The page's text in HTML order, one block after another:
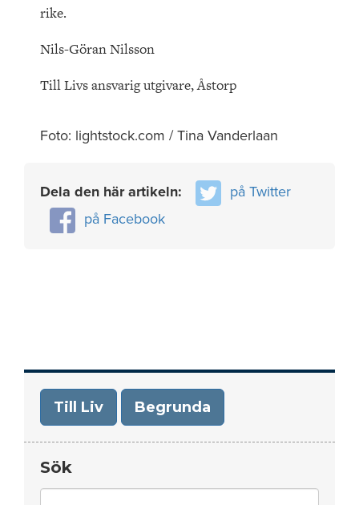
rike.
Nils-Göran Nilsson
Till Livs ansvarig utgivare, Åstorp
Foto: lightstock.com / Tina Vanderlaan
Dela den här artikeln:
på Twitter
på Facebook
Till Liv Begrunda
Sök